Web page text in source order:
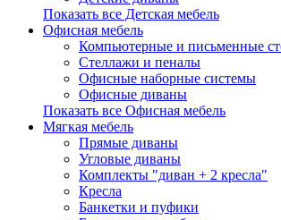
Показать все Детская мебель
Офисная мебель
Компьютерные и письменные
Стеллажи и пеналы
Офисные наборные системы
Офисные диваны
Показать все Офисная мебель
Мягкая мебель
Прямые диваны
Угловые диваны
Комплекты "диван + 2 кресла"
Кресла
Банкетки и пуфики